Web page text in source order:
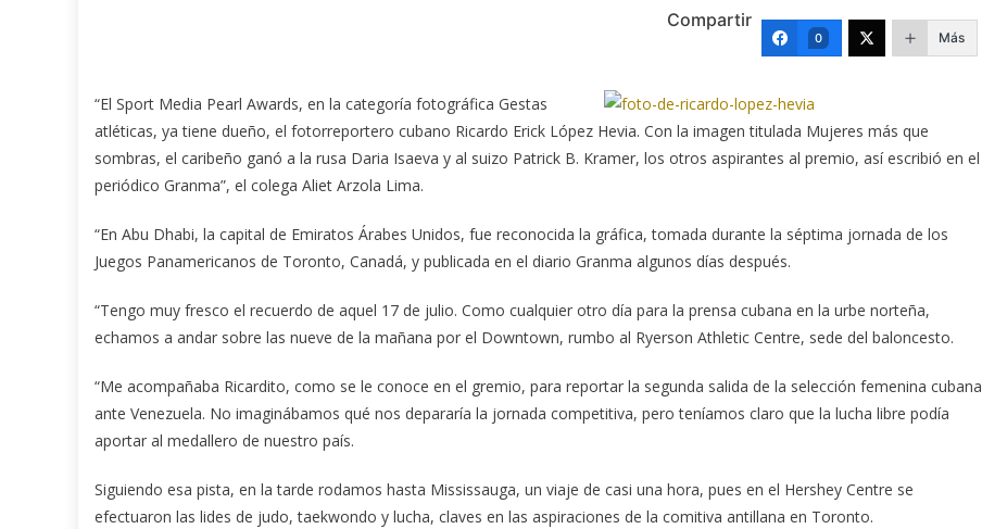
Compartir
0 Más
“El Sport Media Pearl Awards, en la categoría fotográfica Gestas
atléticas, ya tiene dueño, el fotorreportero cubano Ricardo Erick López Hevia. Con la imagen titulada Mujeres más que
sombras, el caribeño ganó a la rusa Daria Isaeva y al suizo Patrick B. Kramer, los otros aspirantes al premio, así escribió en el
periódico Granma”, el colega Aliet Arzola Lima.
“En Abu Dhabi, la capital de Emiratos Árabes Unidos, fue reconocida la gráfica, tomada durante la séptima jornada de los
Juegos Panamericanos de Toronto, Canadá, y publicada en el diario Granma algunos días después.
“Tengo muy fresco el recuerdo de aquel 17 de julio. Como cualquier otro día para la prensa cubana en la urbe norteña,
echamos a andar sobre las nueve de la mañana por el Downtown, rumbo al Ryerson Athletic Centre, sede del baloncesto.
“Me acompañaba Ricardito, como se le conoce en el gremio, para reportar la segunda salida de la selección femenina cubana
ante Venezuela. No imaginábamos qué nos depararía la jornada competitiva, pero teníamos claro que la lucha libre podía
aportar al medallero de nuestro país.
Siguiendo esa pista, en la tarde rodamos hasta Mississauga, un viaje de casi una hora, pues en el Hershey Centre se
efectuaron las lides de judo, taekwondo y lucha, claves en las aspiraciones de la comitiva antillana en Toronto.